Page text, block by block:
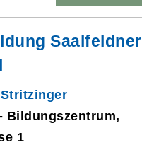
Saalfeldner
Bildungszentrum,
1